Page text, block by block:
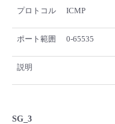
プロトコル ICMP
ポート範囲 0-65535
説明
SG_3